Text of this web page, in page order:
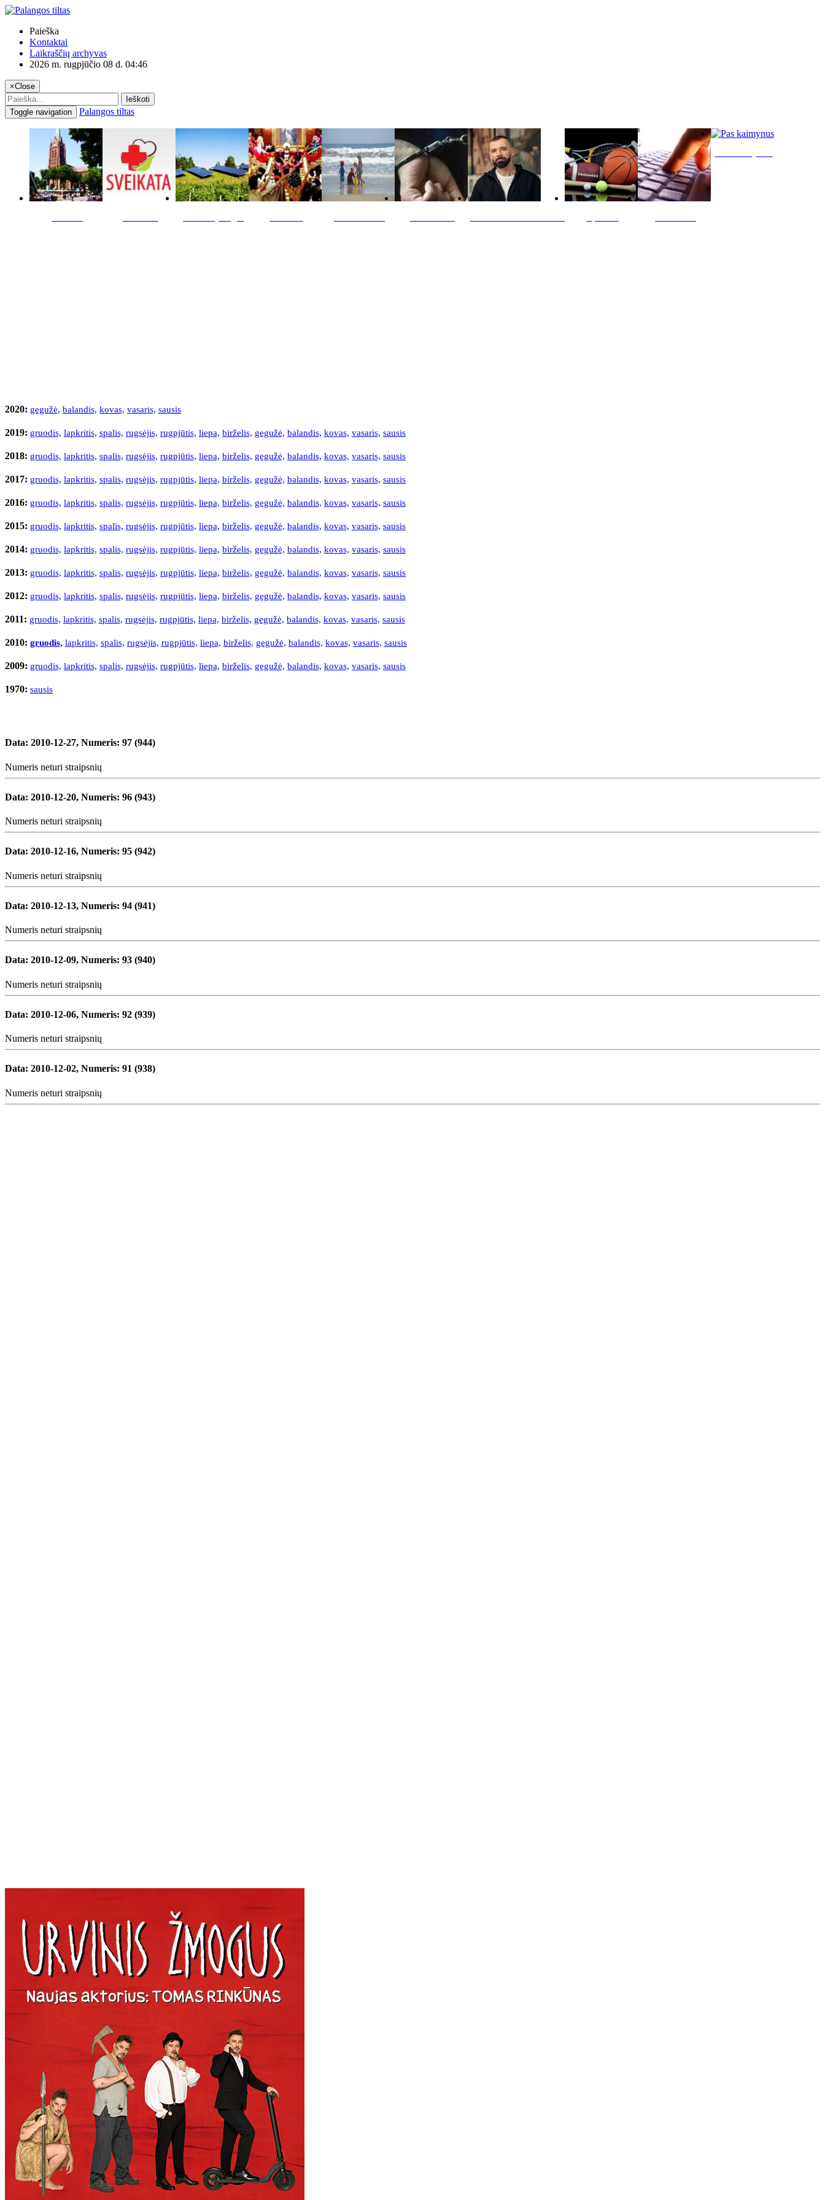
Paieška
Kontaktai
Laikraščių archyvas
2026 m. rugpjūčio 08 d. 04:46
×Close
Ieškoti
Toggle navigation
Palangos tiltas
2020: gegužė, balandis, kovas, vasaris, sausis
2019: gruodis, lapkritis, spalis, rugsėjis, rugpjūtis, liepa, birželis, gegužė, balandis, kovas, vasaris, sausis
2018: gruodis, lapkritis, spalis, rugsėjis, rugpjūtis, liepa, birželis, gegužė, balandis, kovas, vasaris, sausis
2017: gruodis, lapkritis, spalis, rugsėjis, rugpjūtis, liepa, birželis, gegužė, balandis, kovas, vasaris, sausis
2016: gruodis, lapkritis, spalis, rugsėjis, rugpjūtis, liepa, birželis, gegužė, balandis, kovas, vasaris, sausis
2015: gruodis, lapkritis, spalis, rugsėjis, rugpjūtis, liepa, birželis, gegužė, balandis, kovas, vasaris, sausis
2014: gruodis, lapkritis, spalis, rugsėjis, rugpjūtis, liepa, birželis, gegužė, balandis, kovas, vasaris, sausis
2013: gruodis, lapkritis, spalis, rugsėjis, rugpjūtis, liepa, birželis, gegužė, balandis, kovas, vasaris, sausis
2012: gruodis, lapkritis, spalis, rugsėjis, rugpjūtis, liepa, birželis, gegužė, balandis, kovas, vasaris, sausis
2011: gruodis, lapkritis, spalis, rugsėjis, rugpjūtis, liepa, birželis, gegužė, balandis, kovas, vasaris, sausis
2010: gruodis, lapkritis, spalis, rugsėjis, rugpjūtis, liepa, birželis, gegužė, balandis, kovas, vasaris, sausis
2009: gruodis, lapkritis, spalis, rugsėjis, rugpjūtis, liepa, birželis, gegužė, balandis, kovas, vasaris, sausis
1970: sausis
Data: 2010-12-27, Numeris: 97 (944)
Numeris neturi straipsnių
Data: 2010-12-20, Numeris: 96 (943)
Numeris neturi straipsnių
Data: 2010-12-16, Numeris: 95 (942)
Numeris neturi straipsnių
Data: 2010-12-13, Numeris: 94 (941)
Numeris neturi straipsnių
Data: 2010-12-09, Numeris: 93 (940)
Numeris neturi straipsnių
Data: 2010-12-06, Numeris: 92 (939)
Numeris neturi straipsnių
Data: 2010-12-02, Numeris: 91 (938)
Numeris neturi straipsnių